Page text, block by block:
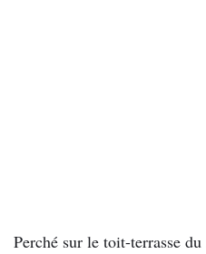
Perché sur le toit-terrasse